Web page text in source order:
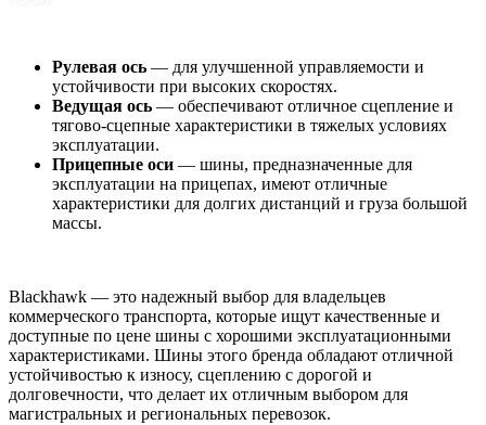
Рулевая ось — для улучшенной управляемости и
устойчивости при высоких скоростях.
Ведущая ось — обеспечивают отличное сцепление и
тягово-сцепные характеристики в тяжелых условиях
эксплуатации.
Прицепные оси — шины, предназначенные для
эксплуатации на прицепах, имеют отличные
характеристики для долгих дистанций и груза большой
массы.
Blackhawk — это надежный выбор для владельцев
коммерческого транспорта, которые ищут качественные и
доступные по цене шины с хорошими эксплуатационными
характеристиками. Шины этого бренда обладают отличной
устойчивостью к износу, сцеплению с дорогой и
долговечности, что делает их отличным выбором для
магистральных и региональных перевозок.